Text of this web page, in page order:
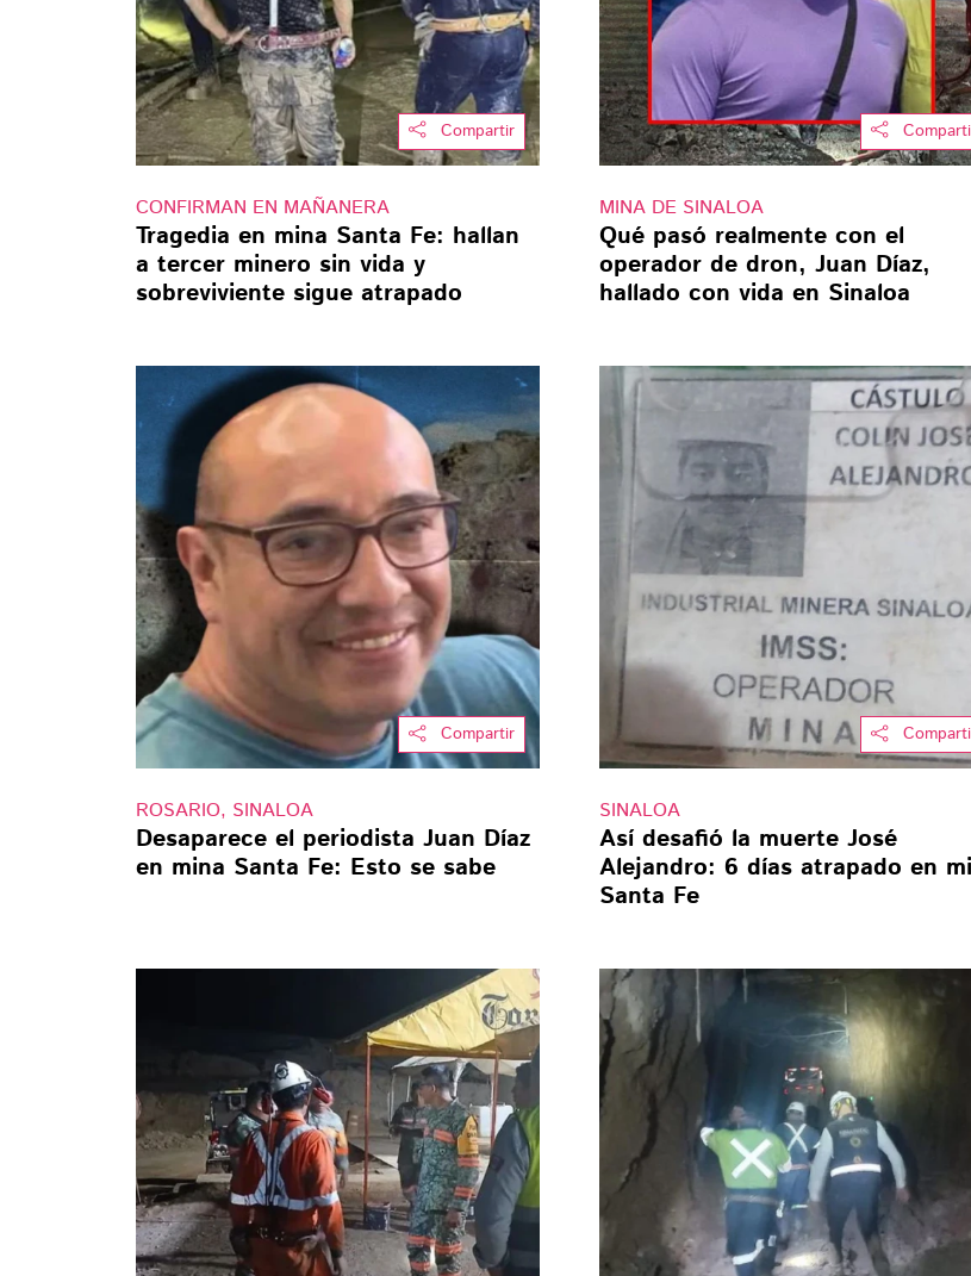
Compartir
CONFIRMAN EN MAÑANERA
Tragedia en mina Santa Fe: hallan
a tercer minero sin vida y
sobreviviente sigue atrapado
MINA DE SINALOA
Qué pasó realmente con el
operador de dron, Juan Díaz,
hallado con vida en Sinaloa
Compartir
ROSARIO, SINALOA
Desaparece el periodista Juan Díaz
en mina Santa Fe: Esto se sabe
SINALOA
Así desafió la muerte José
Alejandro: 6 días atrapado en
Santa Fe